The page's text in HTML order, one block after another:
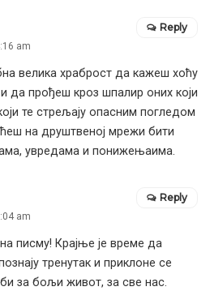
am
велика храброст да кажеш хоћу
да прођеш кроз шпалир оних који
те стрељају опасним погледом
на друштвеној мрежи бити
увредама и понижењаима.
Reply
am
писму! Крајње је време да
тренутак и приклоне се
за бољи живот, за све нас.
Reply